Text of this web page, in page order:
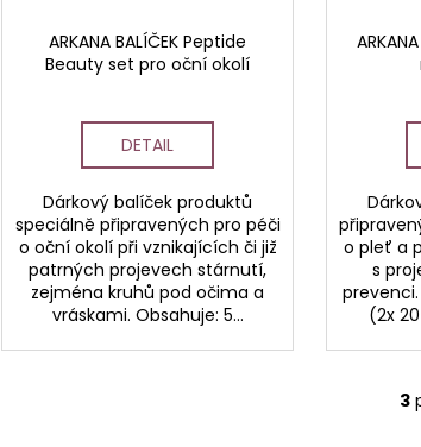
ARKANA BALÍČEK Peptide
Beauty set pro oční okolí
DETAIL
Dárkový balíček produktů
speciálně připravených pro péči
o oční okolí při vznikajících či již
patrných projevech stárnutí,
zejména kruhů pod očima a
vráskami. Obsahuje: 5...
o pleť a
s
(2x
3